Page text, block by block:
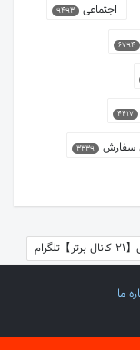
اجتماعی 9493
6794
4417
سفارش 3339
ما